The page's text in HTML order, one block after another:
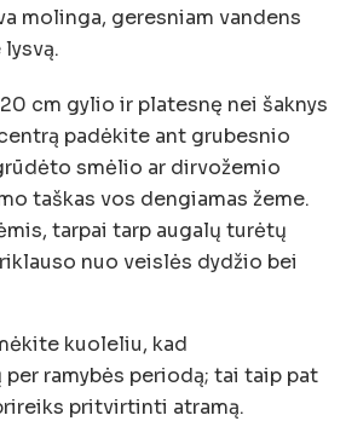
molinga, geresniam vandens
cm gylio ir platesnę nei šaknys
padėkite ant grubesnio
smėlio ar dirvožemio
taškas vos dengiamas žeme.
tarpai tarp augalų turėtų
nuo veislės dydžio bei
kuoleliu, kad
ramybės periodą; tai taip pat
pritvirtinti atramą.